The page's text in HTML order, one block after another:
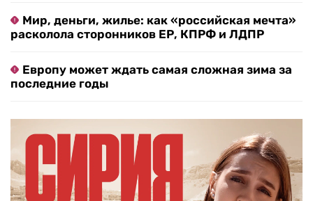
Мир, деньги, жилье: как «российская мечта»
расколола сторонников ЕР, КПРФ и ЛДПР
Европу может ждать самая сложная зима за
последние годы